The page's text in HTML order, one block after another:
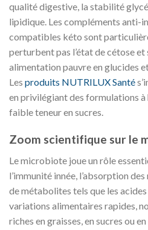
qualité digestive, la stabilité
lipidique. Les compléments anti-
compatibles kéto sont
perturbent pas l’état de cétose et
alimentation pauvre en glucides
Les produits NUTRILUX Santé
en privilégiant des formulations
faible teneur en sucres.
Zoom scientifique sur le
Le microbiote joue un rôle
l’immunité innée, l’absorption
de métabolites tels que les
variations alimentaires rapides,
riches en graisses, en sucres ou